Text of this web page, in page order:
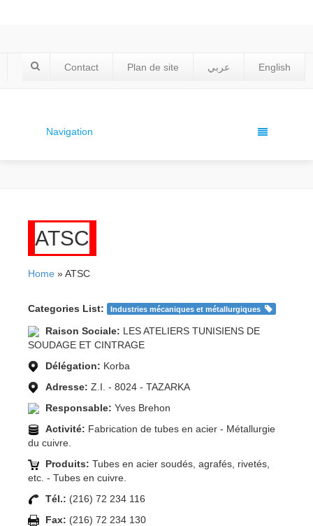
Contact Plan de site عربي English
Navigation
ATSC
Home » ATSC
Categories List: Industries mécaniques et métallurgiques
Raison Sociale: LES ATELIERS TUNISIENS DE
SOUDAGE ET CINTRAGE
Délégation: Korba
Adresse: Z.I. - 8024 - TAZARKA
Responsable: Yves Brehon
Activité: Fabrication de tubes en acier - Métallurgie
du cuivre.
Produits: Tubes en acier soudés, agrafés, rivetés,
etc. - Tubes en cuivre.
Tél.: (216) 72 234 116
Fax: (216) 72 234 130